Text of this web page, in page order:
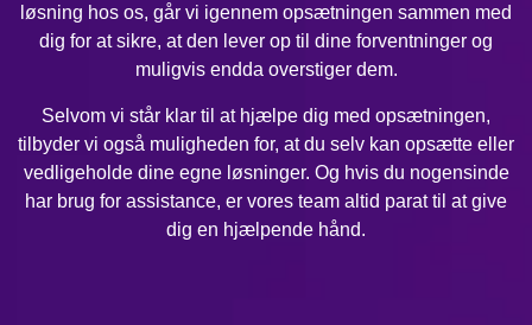
løsning hos os, går vi igennem opsætningen sammen med
dig for at sikre, at den lever op til dine forventninger og
muligvis endda overstiger dem.
Selvom vi står klar til at hjælpe dig med opsætningen,
tilbyder vi også muligheden for, at du selv kan opsætte eller
vedligeholde dine egne løsninger. Og hvis du nogensinde
har brug for assistance, er vores team altid parat til at give
dig en hjælpende hånd.